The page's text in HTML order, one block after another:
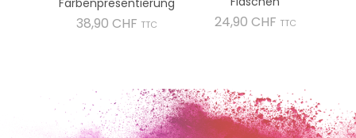
38,90 CHF Preis
TTC 24,90 CHF Preis
TTC